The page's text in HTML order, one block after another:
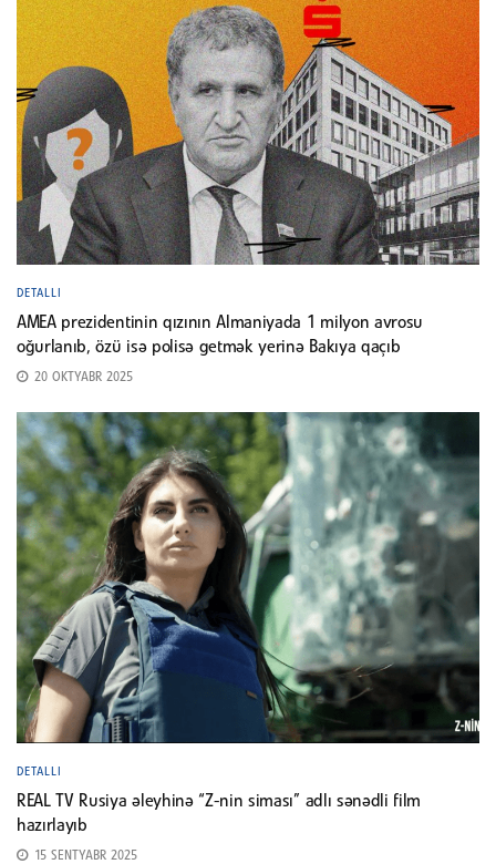
DETALLI
AMEA prezidentinin qızının Almaniyada 1 milyon avrosu
oğurlanıb, özü isə polisə getmək yerinə Bakıya qaçıb
20 OKTYABR 2025
DETALLI
REAL TV Rusiya əleyhinə “Z-nin siması” adlı sənədli film
hazırlayıb
15 SENTYABR 2025